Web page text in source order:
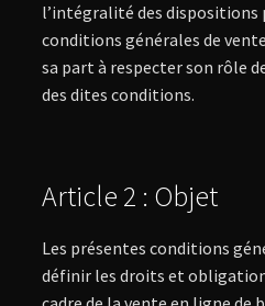
l’intégralité des dispositions
conditions générales de
sa part à respecter son rôle
des dites conditions.
Article 2 : Objet
Les présentes conditions
définir les droits et